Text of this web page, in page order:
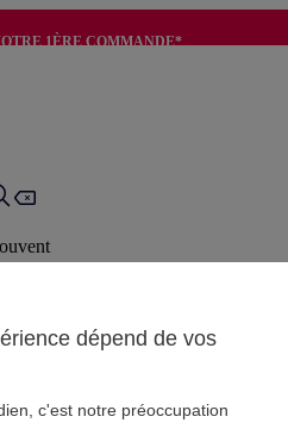
1ÈRE COMMANDE*
dépend de vos
c'est notre préoccupation